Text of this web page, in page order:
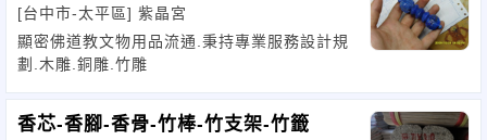
[台中市-太平區] 紫晶宮
顯密佛道教文物用品流通.秉持專業服務設計規
劃.木雕.銅雕.竹雕
香芯-香腳-香骨-竹棒-竹支架-竹籤